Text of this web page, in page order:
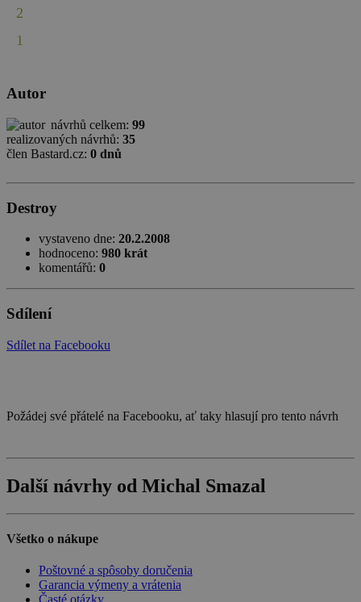
2
1
Autor
návrhů celkem:99
realizovaných návrhů: 35
člen Bastard.cz: 0 dnů
Destroy
vystaveno dne: 20.2.2008
hodnoceno: 980 krát
komentářů: 0
Sdílení
Sdílet na Facebooku
Požádej své přátelé na Facebooku, ať taky hlasují pro tento návrh
Další návrhy od Michal Smazal
Všetko o nákupe
Poštovné a spôsoby doručenia
Garancia výmeny a vrátenia